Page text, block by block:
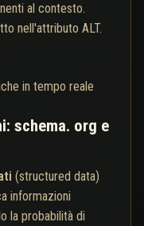
al contesto.
nell'attributo ALT.
schema. org e
(structured data)
informazioni
la probabilità di